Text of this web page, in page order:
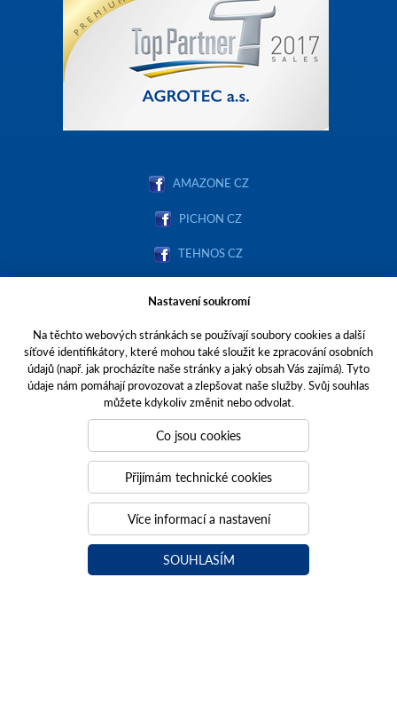
AMAZONE CZ
PICHON CZ
TEHNOS CZ
POSKYTOVANÉ SLUŽBY
KONTAKTY
O NÁS
UŽITEČNÉ ODKAZY
OCHRANA OSOBNÍCH ÚDAJŮ
COOKIES
KATALOG NÁHRADNÍCH DÍLŮ NH
Nastavení soukromí
Na těchto webových stránkách se používají soubory cookies a další
síťové identifikátory, které mohou také sloužit ke zpracování osobních
údajů (např. jak procházíte naše stránky a jaký obsah Vás zajímá). Tyto
údaje nám pomáhají provozovat a zlepšovat naše služby. Svůj souhlas
můžete kdykoliv změnit nebo odvolat.
Co jsou cookies
Přijímám technické cookies
Více informací a nastavení
SOUHLASÍM